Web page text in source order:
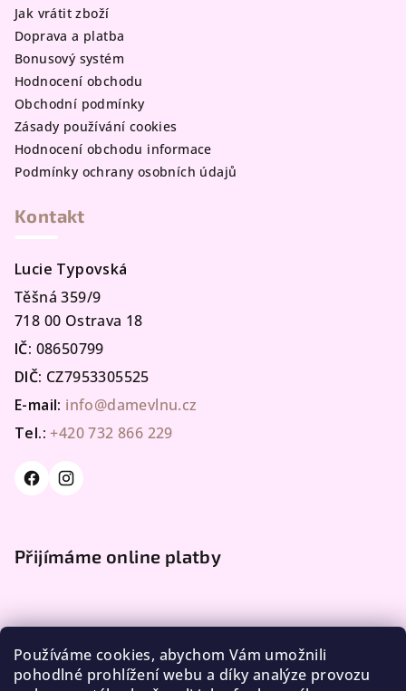
Používáme cookies, abychom Vám umožnili
pohodlné prohlížení webu a díky analýze provozu
Jak vrátit zboží
Doprava a platba
Bonusový systém
Hodnocení obchodu
Obchodní podmínky
Zásady používání cookies
Hodnocení obchodu informace
Podmínky ochrany osobních údajů
Kontakt
Lucie Typovská
Těšná 359/9
718 00 Ostrava 18
IČ: 08650799
DIČ: CZ7953305525
E-mail: info@damevlnu.cz
Tel.: +420 732 866 229
Přijímáme online platby